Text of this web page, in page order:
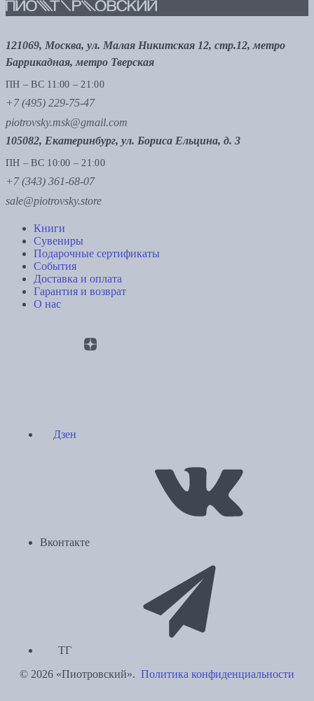
121069, Москва, ул. Малая Никитская 12, стр.12, метро
Баррикадная, метро Тверская
ПН – ВС 11:00 – 21:00
+7 (495) 229-75-47
piotrovsky.msk@gmail.com
105082, Екатеринбург, ул. Бориса Ельцина, д. 3
ПН – ВС 10:00 – 21:00
+7 (343) 361-68-07
sale@piotrovsky.store
Книги
Сувениры
Подарочные сертификаты
События
Доставка и оплата
Гарантия и возврат
О нас
Дзен
Вконтакте
ТГ
© 2026 «Пиотровский». Политика конфиденциальности